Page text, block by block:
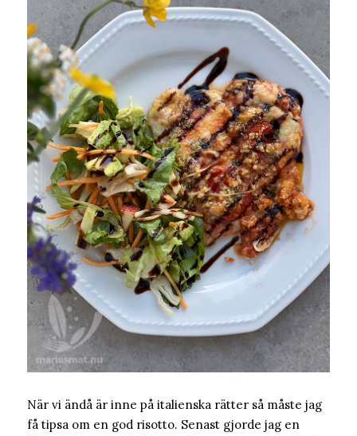
När vi ändå är inne på italienska rätter så måste jag
få tipsa om en god risotto. Senast gjorde jag en